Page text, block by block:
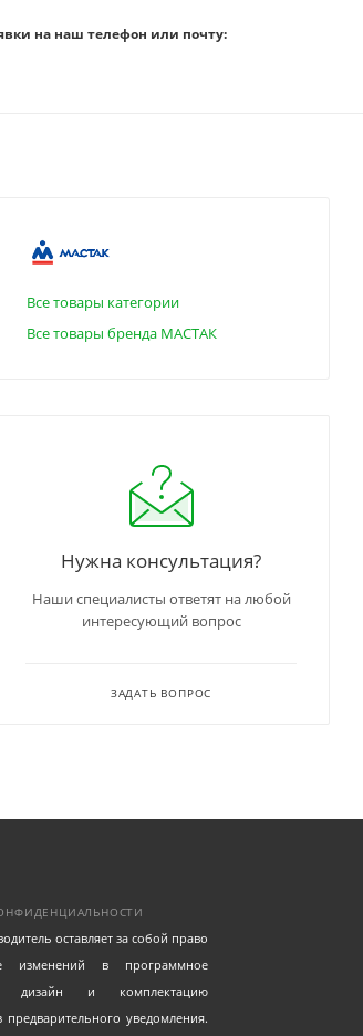
на наш телефон или почту:
Все товары категории
Все товары бренда МАСТАК
Нужна консультация?
Наши специалисты ответят на любой
интересующий вопрос
ЗАДАТЬ ВОПРОС
оставляет за собой право
изменений в программное
дизайн и комплектацию
уведомления.